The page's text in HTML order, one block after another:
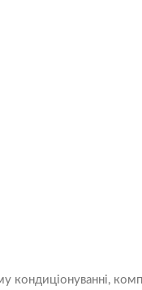
кондиціонуванні,